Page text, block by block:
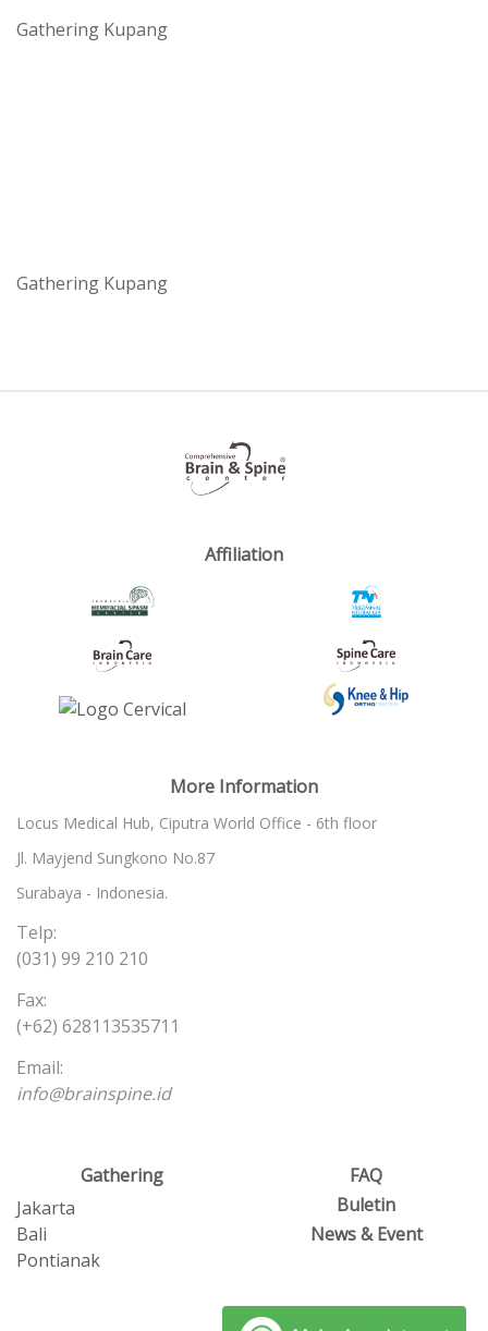
Gathering Kupang
Gathering Kupang
Affiliation
More Information
Locus Medical Hub, Ciputra World Office - 6th floor
Jl. Mayjend Sungkono No.87
Surabaya - Indonesia.
Telp:
(031) 99 210 210
Fax:
(+62) 628113535711
Email:
info@brainspine.id
Gathering
Jakarta
Bali
Pontianak
FAQ
Buletin
News & Event